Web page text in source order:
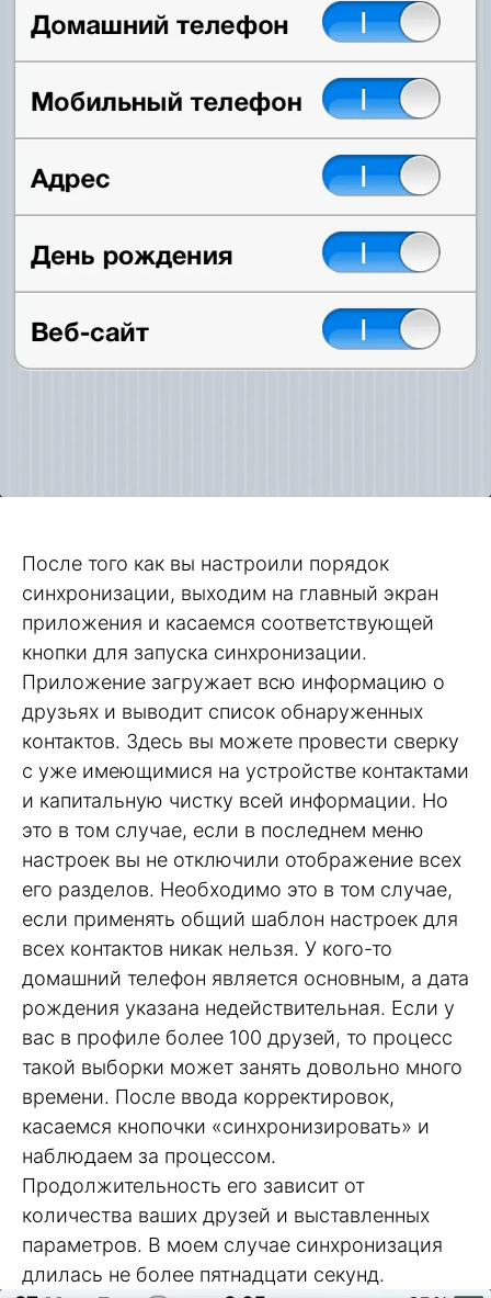
После того как вы настроили порядок
синхронизации, выходим на главный экран
приложения и касаемся соответствующей
кнопки для запуска синхронизации.
Приложение загружает всю информацию о
друзьях и выводит список обнаруженных
контактов. Здесь вы можете провести сверку
с уже имеющимися на устройстве контактами
и капитальную чистку всей информации. Но
это в том случае, если в последнем меню
настроек вы не отключили отображение всех
его разделов. Необходимо это в том случае,
если применять общий шаблон настроек для
всех контактов никак нельзя. У кого-то
домашний телефон является основным, а дата
рождения указана недействительная. Если у
вас в профиле более 100 друзей, то процесс
такой выборки может занять довольно много
времени. После ввода корректировок,
касаемся кнопочки «синхронизировать» и
наблюдаем за процессом.
Продолжительность его зависит от
количества ваших друзей и выставленных
параметров. В моем случае синхронизация
длилась не более пятнадцати секунд.